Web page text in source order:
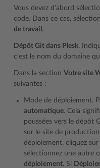
Vous devez d’abord
code. Dans ce cas,
de travail .
Dépôt Git dans Plesk.
c’est le nom du domaine
Dans la section Votre site
suivantes :
Mode de déploiement.
automatique. Cela
poussées vers le dépôt
sur le site de
déploiement, cliquez sur
sélectionnez une autre
déploiement. Si